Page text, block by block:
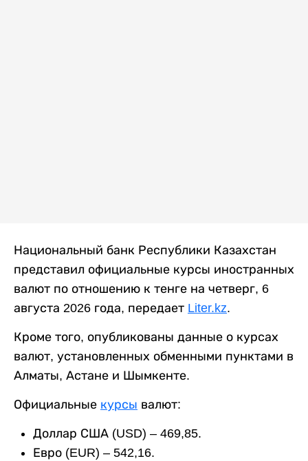
Национальный банк Республики Казахстан
представил официальные курсы иностранных
валют по отношению к тенге на четверг, 6
августа 2026 года, передает Liter.kz.
Кроме того, опубликованы данные о курсах
валют, установленных обменными пунктами в
Алматы, Астане и Шымкенте.
Официальные курсы валют:
Доллар США (USD) – 469,85.
Евро (EUR) – 542,16.